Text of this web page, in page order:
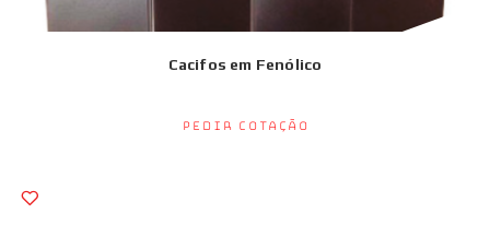
Cacifos em Fenólico
Pedir Cotação